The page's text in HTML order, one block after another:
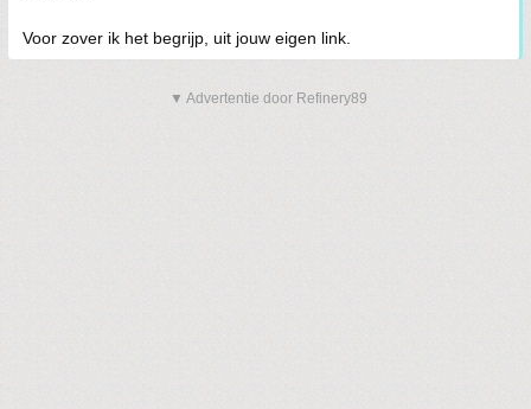
Voor zover ik het begrijp, uit jouw eigen link.
▼ Advertentie door Refinery89